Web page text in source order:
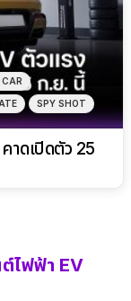
CAR
SPY SHOT
าดเปิดตัว 25
ไฟฟ้า EV